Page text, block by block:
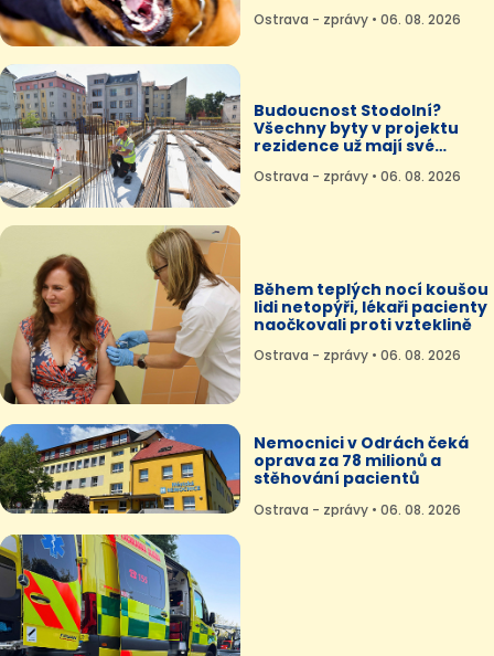
Ostrava - zprávy • 06. 08. 2026
Budoucnost Stodolní?
Všechny byty v projektu
rezidence už mají své
Ostrava - zprávy • 06. 08. 2026
Během teplých nocí koušou
lidi netopýři, lékaři pacienty
naočkovali proti vzteklině
Ostrava - zprávy • 06. 08. 2026
Nemocnici v Odrách čeká
oprava za 78 milionů a
stěhování pacientů
Ostrava - zprávy • 06. 08. 2026